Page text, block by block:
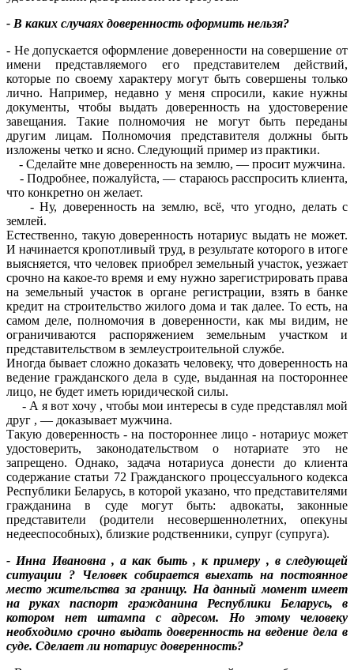
- В каких случаях доверенность оформить нельзя?
- Не допускается оформление доверенности на совершение от
имени представляемого его представителем действий,
которые по своему характеру могут быть совершены только
лично. Например, недавно у меня спросили, какие нужны
документы, чтобы выдать доверенность на удостоверение
завещания. Такие полномочия не могут быть переданы
другим лицам. Полномочия представителя должны быть
изложены четко и ясно. Следующий пример из практики.
- Сделайте мне доверенность на землю, — просит мужчина.
- Подробнее, пожалуйста, — стараюсь расспросить клиента,
что конкретно он желает.
- Ну, доверенность на землю, всё, что угодно, делать с
землей.
Естественно, такую доверенность нотариус выдать не может.
И начинается кропотливый труд, в результате которого в итоге
выясняется, что человек приобрел земельный участок, уезжает
срочно на какое-то время и ему нужно зарегистрировать права
на земельный участок в органе регистрации, взять в банке
кредит на строительство жилого дома и так далее. То есть, на
самом деле, полномочия в доверенности, как мы видим, не
ограничиваются распоряжением земельным участком и
представительством в землеустроительной службе.
Иногда бывает сложно доказать человеку, что доверенность на
ведение гражданского дела в суде, выданная на постороннее
лицо, не будет иметь юридической силы.
- А я вот хочу , чтобы мои интересы в суде представлял мой
друг , — доказывает мужчина.
Такую доверенность - на постороннее лицо - нотариус может
удостоверить, законодательством о нотариате это не
запрещено. Однако, задача нотариуса донести до клиента
содержание статьи 72 Гражданского процессуального кодекса
Республики Беларусь, в которой указано, что представителями
гражданина в суде могут быть: адвокаты, законные
представители (родители несовершеннолетних, опекуны
недееспособных), близкие родственники, супруг (супруга).
- Инна Ивановна , а как быть , к примеру , в следующей
ситуации ? Человек собирается выехать на постоянное
место жительства за границу. На данный момент имеет
на руках паспорт гражданина Республики Беларусь, в
котором нет штампа с адресом. Но этому человеку
необходимо срочно выдать доверенность на ведение дела в
суде. Сделает ли нотариус доверенность?